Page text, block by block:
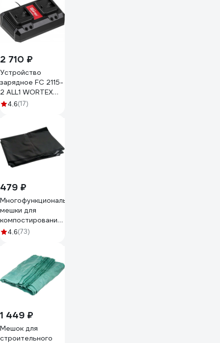
2 710 ₽
Устройство
зарядное FC 2115-
2 ALL1 WORTEX
0329182
4.6(17)
479 ₽
Многофункциональные
мешки для
компостирования,
листвы, мусора и
мкм, 5 шт) Зри в
корень
4650243048299
4.6(73)
1 449 ₽
Мешок для
строительного